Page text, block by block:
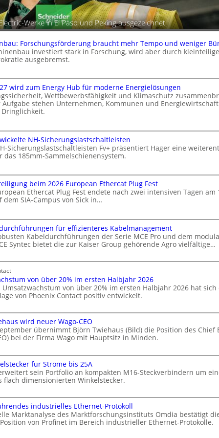
Werke in El Paso und Peking ausgezeichnet
Forschungsförderung braucht mehr Tempo und weniger
investiert stark in Forschung, wird aber durch kleinteilige
ausgebremst.
wird zum Energy Hub für moderne Energielösungen
Wettbewerbsfähigkeit und Klimaschutz
Aufgabe stehen Unternehmen, Kommunen und
NH-Sicherungslastschaltleisten
Sicherungslastschaltleisten Fv+ präsentiert Hager eine
das 185mm-Sammelschienensystem.
beim 2026 European Ethercat Plug Fest
Ethercat Plug Fest endete nach zwei intensiven Tagen am
dem SIA-Campus von Sick in…
für effizienteres Kabelmanagement
Kabeldurchführungen der Serie MCE Pro und dem
Syntec bietet die zur Kaiser Group gehörende Agro vielfältige…
von über 20% im ersten Halbjahr 2026
von über 20% im ersten Halbjahr 2026 hat sich
von Phoenix Contact positiv entwickelt.
wird neuer Wago-CEO
übernimmt Björn Twiehaus (Bild) die Position des Chief
bei der Firma Wago mit Hauptsitz in Minden.
für Ströme bis 25A
sein Portfolio an kompakten M16-Steckverbindern um
flach dimensionierten Winkelstecker.
industrielles Ethernet-Protokoll
Marktanalyse des Marktforschungsinstituts Omdia bestätigt
von Profinet im Bereich industrieller Ethernet-Protokolle.